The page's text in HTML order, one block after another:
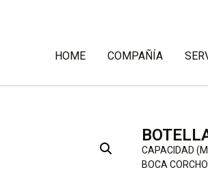
HOME COMPAÑÍA
CAPACIDAD
BOCA CORCHO